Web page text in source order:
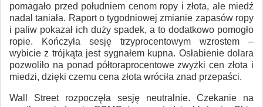
pomagało przed południem cenom ropy i złota, ale miedź
nadal taniała. Raport o tygodniowej zmianie zapasów ropy
i paliw pokazał ich duży spadek, a to dodatkowo pomogło
ropie. Kończyła sesję trzyprocentowym wzrostem –
wybicie z trójkąta jest sygnałem kupna. Osłabienie dolara
pozwoliło na ponad półtoraprocentowe zwyżki cen złota i
miedzi, dzięki czemu cena złota wróciła znad przepaści.
Wall Street rozpoczęła sesję neutralnie. Czekanie na